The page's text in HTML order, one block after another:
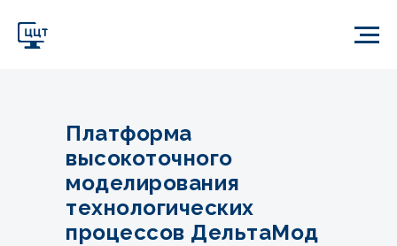
Платформа
высокоточного
моделирования
технологических
процессов ДельтаМод